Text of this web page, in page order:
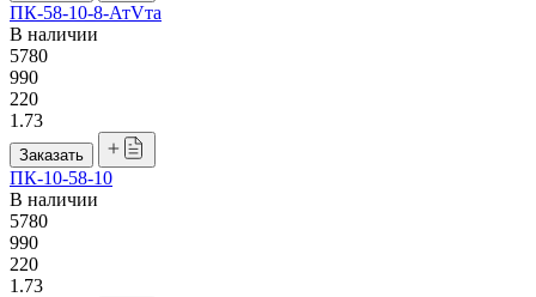
ПК-58-10-8-АтVта
В наличии
5780
990
220
1.73
Заказать
ПК-10-58-10
В наличии
5780
990
220
1.73